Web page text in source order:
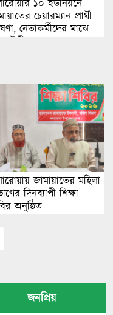
১০ ইউনিয়নে
চেয়ারম্যান প্রার্থী
নেতাকর্মীদের মাঝে
উদ্দীপনা
জামায়াতের মহিলা
দিনব্যাপী শিক্ষা
অনুষ্ঠিত
জনপ্রিয়